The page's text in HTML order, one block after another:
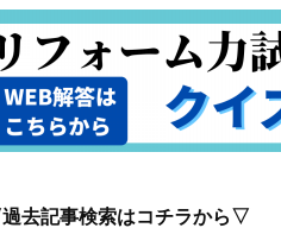
去記事検索はコチラから▽